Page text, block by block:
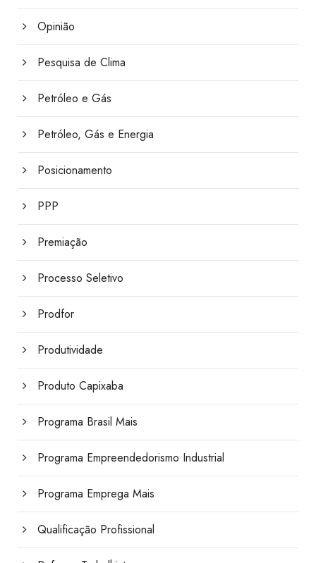
Opinião
Pesquisa de Clima
Petróleo e Gás
Petróleo, Gás e Energia
Posicionamento
PPP
Premiação
Processo Seletivo
Prodfor
Produtividade
Produto Capixaba
Programa Brasil Mais
Programa Empreendedorismo Industrial
Programa Emprega Mais
Qualificação Profissional